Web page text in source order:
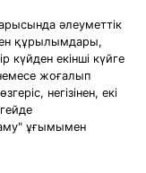
әлеуметтік
құрылымдары,
екінші күйге
жоғалып
негізінен, екі
ұғымымен